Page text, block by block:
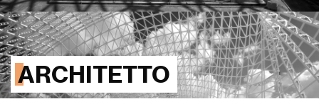
ARCHITETTO